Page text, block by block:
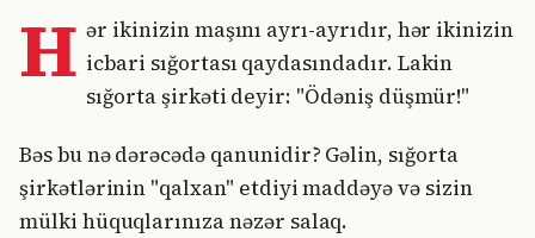
H ər ikinizin maşını ayrı-ayrıdır, hər ikinizin
icbari sığortası qaydasındadır. Lakin
sığorta şirkəti deyir: "Ödəniş düşmür!"
Bəs bu nə dərəcədə qanunidir? Gəlin, sığorta
şirkətlərinin "qalxan" etdiyi maddəyə və sizin
mülki hüquqlarınıza nəzər salaq.